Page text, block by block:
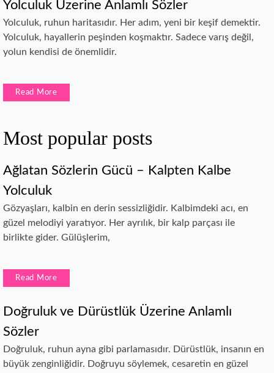
Yolculuk Üzerine Anlamlı Sözler
Yolculuk, ruhun haritasıdır. Her adım, yeni bir keşif demektir.
Yolculuk, hayallerin peşinden koşmaktır. Sadece varış değil,
yolun kendisi de önemlidir.
Read More
Most popular posts
Ağlatan Sözlerin Gücü – Kalpten Kalbe
Yolculuk
Gözyaşları, kalbin en derin sessizliğidir. Kalbimdeki acı, en
güzel melodiyi yaratıyor. Her ayrılık, bir kalp parçası ile
birlikte gider. Gülüşlerim,
Read More
Doğruluk ve Dürüstlük Üzerine Anlamlı
Sözler
Doğruluk, ruhun ayna gibi parlamasıdır. Dürüstlük, insanın en
büyük zenginliğidir. Doğruyu söylemek, cesaretin en güzel